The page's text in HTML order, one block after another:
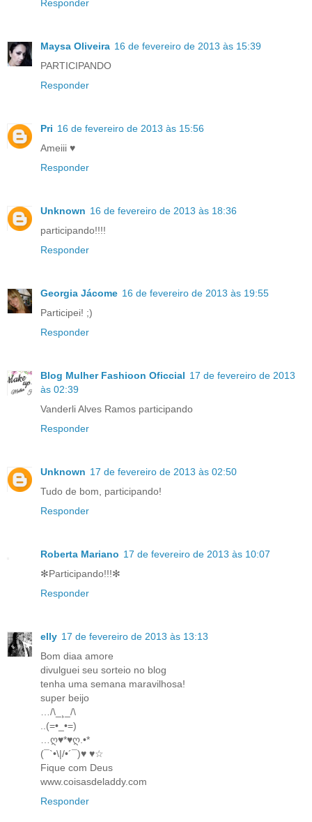
Responder
Maysa Oliveira 16 de fevereiro de 2013 às 15:39
PARTICIPANDO
Responder
Pri 16 de fevereiro de 2013 às 15:56
Ameiii ♥
Responder
Unknown 16 de fevereiro de 2013 às 18:36
participando!!!!
Responder
Georgia Jácome 16 de fevereiro de 2013 às 19:55
Participei! ;)
Responder
Blog Mulher Fashioon Oficcial 17 de fevereiro de 2013
às 02:39
Vanderli Alves Ramos participando
Responder
Unknown 17 de fevereiro de 2013 às 02:50
Tudo de bom, participando!
Responder
Roberta Mariano 17 de fevereiro de 2013 às 10:07
✻Participando!!!✻
Responder
elly 17 de fevereiro de 2013 às 13:13
Bom diaa amore
divulguei seu sorteio no blog
tenha uma semana maravilhosa!
super beijo
…/\_¸_/\
..(=•_•=)
…ღ♥*♥ღ.•*
(¯`•\|/•´¯)♥ ♥☆
Fique com Deus
www.coisasdeladdy.com
Responder